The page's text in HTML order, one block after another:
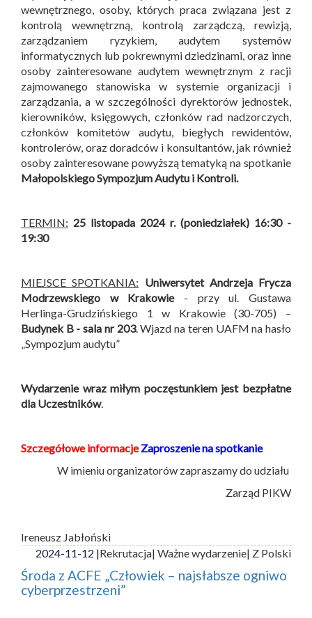
wewnętrznego, osoby, których praca związana jest z
kontrolą wewnętrzną, kontrolą zarządczą, rewizją,
zarządzaniem ryzykiem, audytem systemów
informatycznych lub pokrewnymi dziedzinami, oraz inne
osoby zainteresowane audytem wewnętrznym z racji
zajmowanego stanowiska w systemie organizacji i
zarządzania, a w szczególności dyrektorów jednostek,
kierowników, księgowych, członków rad nadzorczych,
członków komitetów audytu, biegłych rewidentów,
kontrolerów, oraz doradców i konsultantów, jak również
osoby zainteresowane powyższą tematyką na spotkanie
Małopolskiego Sympozjum Audytu i Kontroli.
TERMIN: 25 listopada 2024 r. (poniedziałek) 16:30 -
19:30
MIEJSCE SPOTKANIA: Uniwersytet Andrzeja Frycza
Modrzewskiego w Krakowie- przy ul. Gustawa
Herlinga-Grudzińskiego 1 w Krakowie (30-705) –
Budynek B - sala nr 203. Wjazd na teren UAFM na hasło
„Sympozjum audytu”
Wydarzenie wraz miłym poczęstunkiem jest bezpłatne
dla Uczestników.
Szczegółowe informacje Zaproszenie na spotkanie
W imieniu organizatorów zapraszamy do udziału
Zarząd PIKW
Ireneusz Jabłoński
2024-11-12 |Rekrutacja| Ważne wydarzenie| Z Polski
Środa z ACFE „Człowiek – najsłabsze ogniwo
cyberprzestrzeni”